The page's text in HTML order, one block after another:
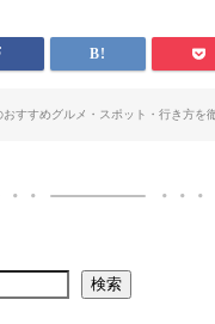
おすすめグルメ・スポット・行き方を
検索